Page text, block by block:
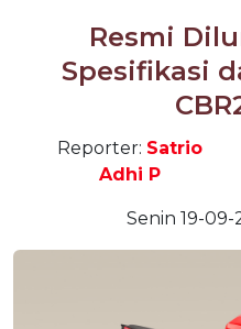
Resmi
Spesifikasi
Reporter: Satrio
Adhi P
Senin 19-09-